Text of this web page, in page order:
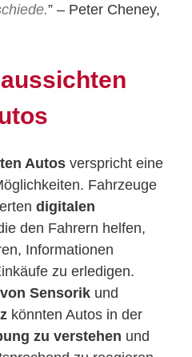
” – Peter Cheney,
Autos verspricht eine
Fahrzeuge
digitalen
den Fahrern helfen,
Informationen
zu erledigen.
Sensorik und
könnten Autos in der
zu verstehen und